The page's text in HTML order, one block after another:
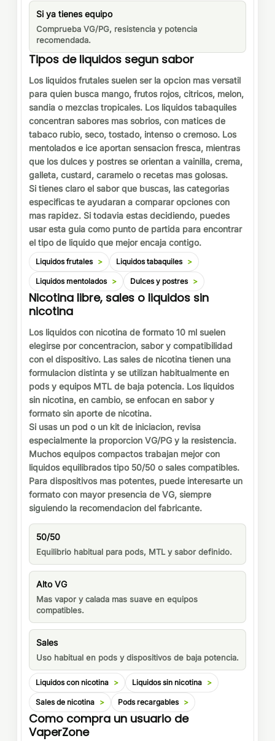
Si ya tienes equipo
Comprueba VG/PG, resistencia y potencia
recomendada.
Tipos de liquidos segun sabor
Los liquidos frutales suelen ser la opcion mas versatil
para quien busca mango, frutos rojos, citricos, melon,
sandia o mezclas tropicales. Los liquidos tabaquiles
concentran sabores mas sobrios, con matices de
tabaco rubio, seco, tostado, intenso o cremoso. Los
mentolados e ice aportan sensacion fresca, mientras
que los dulces y postres se orientan a vainilla, crema,
galleta, custard, caramelo o recetas mas golosas.
Si tienes claro el sabor que buscas, las categorias
especificas te ayudaran a comparar opciones con
mas rapidez. Si todavia estas decidiendo, puedes
usar esta guia como punto de partida para encontrar
el tipo de liquido que mejor encaja contigo.
Liquidos frutales Liquidos tabaquiles
Liquidos mentolados Dulces y postres
Nicotina libre, sales o liquidos sin
nicotina
Los liquidos con nicotina de formato 10 ml suelen
elegirse por concentracion, sabor y compatibilidad
con el dispositivo. Las sales de nicotina tienen una
formulacion distinta y se utilizan habitualmente en
pods y equipos MTL de baja potencia. Los liquidos
sin nicotina, en cambio, se enfocan en sabor y
formato sin aporte de nicotina.
Si usas un pod o un kit de iniciacion, revisa
especialmente la proporcion VG/PG y la resistencia.
Muchos equipos compactos trabajan mejor con
liquidos equilibrados tipo 50/50 o sales compatibles.
Para dispositivos mas potentes, puede interesarte un
formato con mayor presencia de VG, siempre
siguiendo la recomendacion del fabricante.
50/50
Equilibrio habitual para pods, MTL y sabor definido.
Alto VG
Mas vapor y calada mas suave en equipos
compatibles.
Sales
Uso habitual en pods y dispositivos de baja potencia.
Liquidos con nicotina Liquidos sin nicotina
Sales de nicotina Pods recargables
Como compra un usuario de
VaperZone